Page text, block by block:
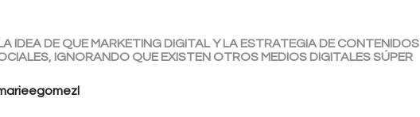
IDEA DE QUE MARKETING DIGITAL Y LA ESTRATEGIA DE CONTENIDOS
IGNORANDO QUE EXISTEN OTROS MEDIOS DIGITALES SÚPER